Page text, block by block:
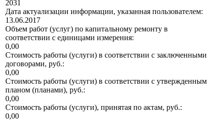
2031
Дата актуализации информации, указанная пользователем:
13.06.2017
Объем работ (услуг) по капитальному ремонту в
соответствии с единицами измерения:
0,00
Стоимость работы (услуги) в соответствии с заключенными
договорами, руб.:
0,00
Стоимость работы (услуги) в соответствии с утвержденным
планом (планами), руб.:
0,00
Стоимость работы (услуги), принятая по актам, руб.:
0,00